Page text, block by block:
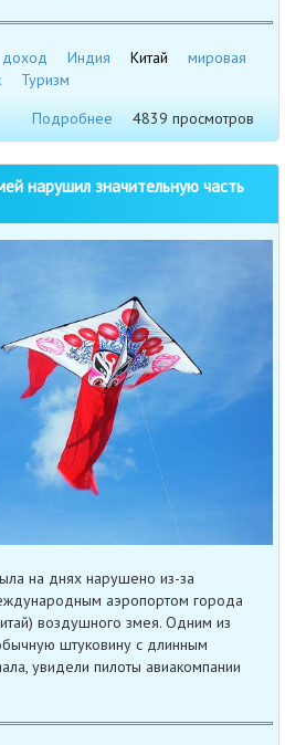
доход Индия Китай
мировая
Туризм
Подробнее
4839 просмотров
нарушил значительную часть
на днях нарушено из-за
аэропортом города
воздушного змея. Одним из
штуковину с длинным
увидели пилоты авиакомпании